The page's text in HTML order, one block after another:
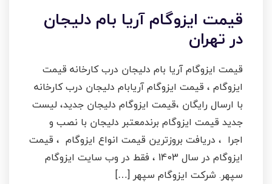
قیمت ایزوگام آریا بام دلیجان
در تهران
قیمت ایزوگام آریا بام دلیجان درب کارخانه قیمت
ایزوگام ، قیمت ایزوگام آریابام دلیجان درب کارخانه
با ارسال رایگان ،قیمت ایزوگام دلیجان جدید، لیست
جدید قیمت ایزوگام برندمعتبر دلیجان با نصب و
اجرا ، دریافت بروزترین قیمت انواع ایزوگام ، قیمت
ایزوگام در سال 1403 ، فقط در وب سایت ایزوگام
سپهر. شرکت ایزوگام سپهر […]